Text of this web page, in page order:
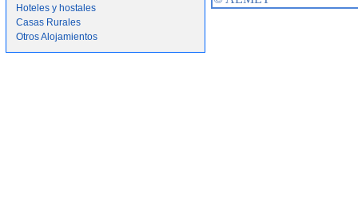
Hoteles y hostales
Casas Rurales
Otros Alojamientos